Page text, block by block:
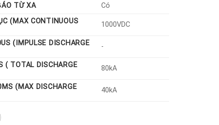
TỪ XA
Có
(MAX CONTINUOUS
1000VDC
(IMPULSE DISCHARGE -
( TOTAL DISCHARGE 80kA
(MAX DISCHARGE 40kA